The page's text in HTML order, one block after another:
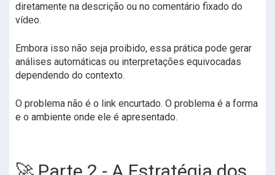
diretamente na descrição ou no comentário fixado do
vídeo.
Embora isso não seja proibido, essa prática pode gerar
análises automáticas ou interpretações equivocadas
dependendo do contexto.
O problema não é o link encurtado. O problema é a forma
e o ambiente onde ele é apresentado.